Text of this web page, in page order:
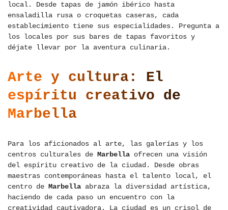
local. Desde tapas de jamón ibérico hasta
ensaladilla rusa o croquetas caseras, cada
establecimiento tiene sus especialidades. Pregunta a
los locales por sus bares de tapas favoritos y
déjate llevar por la aventura culinaria.
Arte y cultura: El
espíritu creativo de
Marbella
Para los aficionados al arte, las galerías y los
centros culturales de Marbella ofrecen una visión
del espíritu creativo de la ciudad. Desde obras
maestras contemporáneas hasta el talento local, el
centro de Marbella abraza la diversidad artística,
haciendo de cada paso un encuentro con la
creatividad cautivadora. La ciudad es un crisol de